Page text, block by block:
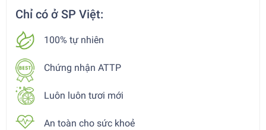
Chỉ có ở SP Việt:
100% tự nhiên
Chứng nhận ATTP
Luôn luôn tươi mới
An toàn cho sức khoẻ